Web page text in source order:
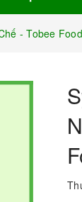
- Tobee Food